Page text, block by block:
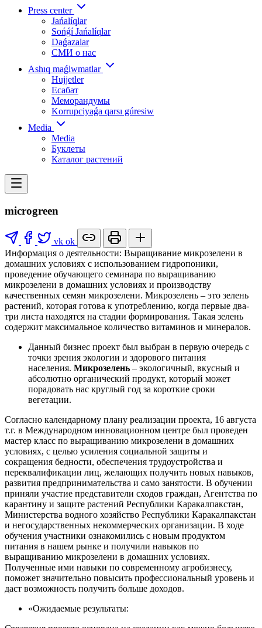
Press center
Jańalíqlar
Sońǵí Jańalíqlar
Daǵazalar
СМИ о нас
Ashıq maǵlwmatlar
Hujjetler
Есабат
Меморандумы
Korrupciyaǵa qarsı gúresiw
Media
Media
Буклеты
Каталог растений
microgreen
vk ok
Информация о деятельности: Выращивание микрозелени в
домашних условиях с использованием гидропоники,
проведение обучающего семинара по выращиванию
микрозелени в домашних условиях и производству
качественных семян микрозелени. Микрозелень – это зелень
растений, которая готова к употреблению, когда первые два-
три листа находятся на стадии формирования. Такая зелень
содержит максимальное количество витаминов и минералов.
Данный бизнес проект был выбран в первую очередь с
точки зрения экологии и здорового питания
населения. Микрозелень – экологичный, вкусный и
абсолютно органический продукт, который может
порадовать нас круглый год за короткие сроки
вегетации.
Согласно календарному плану реализации проекта, 16 августа
т.г. в Международном инновационном центре был проведен
мастер класс по выращиванию микрозелени в домашних
условиях, с целью усиления социальной защиты и
сокращения бедности, обеспечения трудоустройства и
переквалификации лиц, желающих получить новых навыков,
развития предпринимательства и само занятости. В обучении
приняли участие представители сходов граждан, Агентства по
карантину и защите растений Республики Каракалпакстан,
Министерства водного хозяйство Республики Каракалпакстан
и негосударственных некоммерческих организации. В ходе
обучения участники ознакомились с новым продуктом
питания в нашем рынке и получили навыков по
выращиванию микрозелени в домашних условиях.
Полученные ими навыки по современному агробизнесу,
поможет значительно повысить профессиональный уровень и
даст возможность получить больше доходов.
«Ожидаемые результаты: